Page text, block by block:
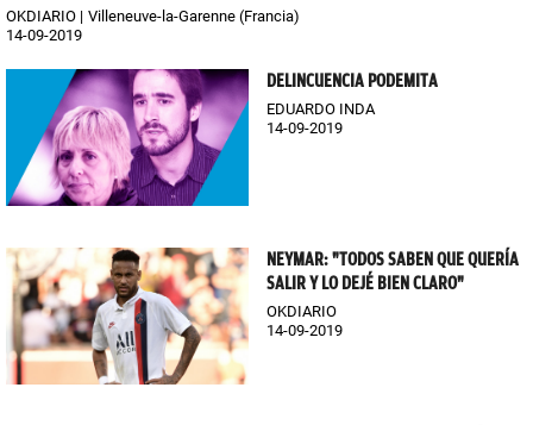
OKDIARIO
Villeneuve-la-Garenne (Francia)
14-09-2019
DELINCUENCIA PODEMITA
EDUARDO INDA
14-09-2019
NEYMAR: "TODOS SABEN QUE QUERÍA
SALIR Y LO DEJÉ BIEN CLARO"
OKDIARIO
14-09-2019